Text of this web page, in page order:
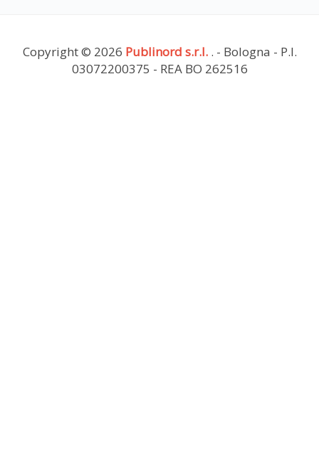
Copyright © 2026 Publinord s.r.l. . - Bologna - P.I.
03072200375 - REA BO 262516